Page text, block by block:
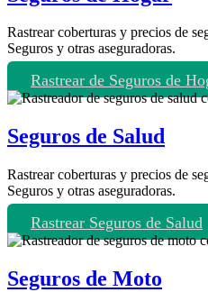
Rastrear coberturas y precios de
Seguros y otras aseguradoras.
Rastrear de Seguros de
Seguros de Salud
Rastrear coberturas y precios de
Seguros y otras aseguradoras.
Rastrear Seguros de Salud
Seguros de Moto